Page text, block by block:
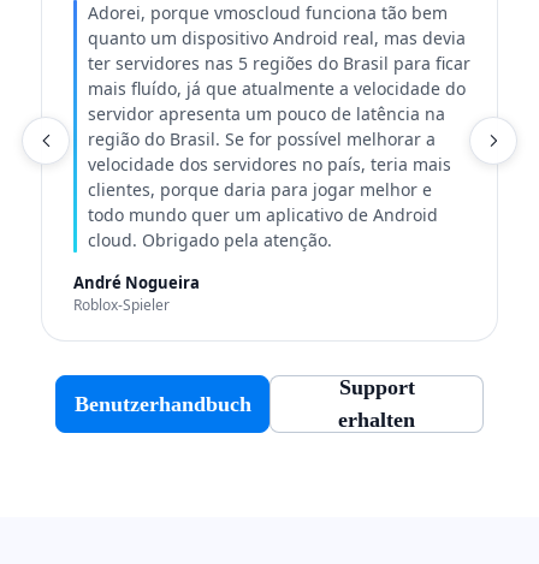
Adorei, porque vmoscloud funciona tão bem
quanto um dispositivo Android real, mas devia
ter servidores nas 5 regiões do Brasil para ficar
mais fluído, já que atualmente a velocidade do
servidor apresenta um pouco de latência na
região do Brasil. Se for possível melhorar a
velocidade dos servidores no país, teria mais
clientes, porque daria para jogar melhor e
todo mundo quer um aplicativo de Android
cloud. Obrigado pela atenção.
André Nogueira
Roblox-Spieler
Benutzerhandbuch
Support
erhalten